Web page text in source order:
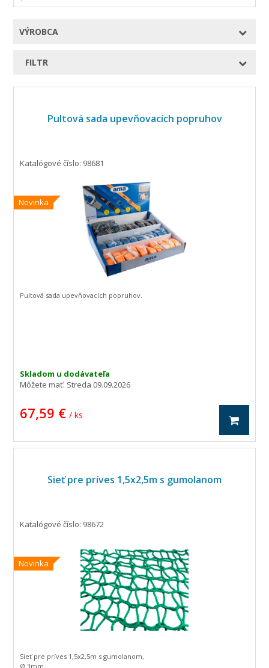
VÝROBCA
FILTR
Pultová sada upevňovacích popruhov
Novinka
Katalógové číslo: 98681
Skladom u dodávateľa
Môžete mať: Streda 09.09.2026
67,59 € / ks
Pultová sada upevňovacích popruhov.
Sieť pre príves 1,5x2,5m s gumolanom
Novinka
Katalógové číslo: 98672
Sieť pre príves 1,5x2,5m s gumolanom,
Ø 3mm